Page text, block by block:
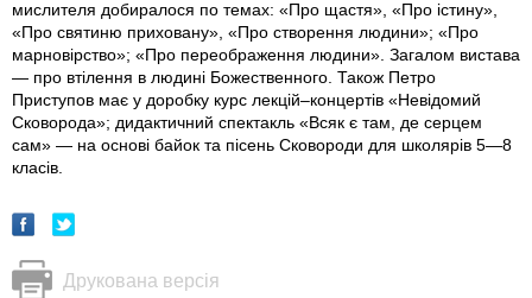
мислителя добиралося по темах: «Про щастя», «Про істину»,
«Про святиню приховану», «Про створення людини»; «Про
марновірство»; «Про переображення людини». Загалом вистава
— про втілення в людині Божественного. Також Петро
Приступов має у доробку курс лекцій–концертів «Невідомий
Сковорода»; дидактичний спектакль «Всяк є там, де серцем
сам» — на основі байок та пісень Сковороди для школярів 5—8
класів.
Друкована версія